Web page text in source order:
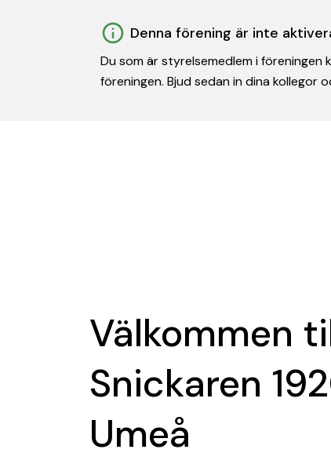
Denna förening är inte
Du som är styrelsemedlem i
föreningen. Bjud sedan in dina kollegor
Välkommen
Snickaren
Umeå